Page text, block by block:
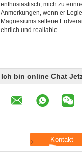
enthusiastisch, mich zu
Anmerkungen, wenn er
Magnesiums seltene
ehrlich und realiable.
——
Ich bin online Chat